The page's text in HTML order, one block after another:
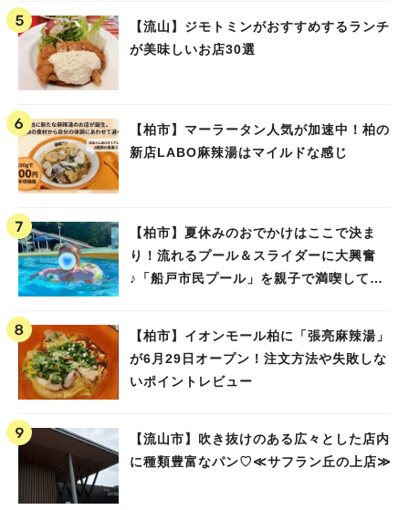
【流山】ジモトミンがおすすめするランチ
が美味しいお店30選
【柏市】マーラータン人気が加速中！柏の
新店LABO麻辣湯はマイルドな感じ
【柏市】夏休みのおでかけはここで決ま
り！流れるプール＆スライダーに大興奮
♪「船戸市民プール」を親子で満喫してき
【柏市】イオンモール柏に「張亮麻辣湯」
が6月29日オープン！注文方法や失敗しな
いポイントレビュー
【流山市】吹き抜けのある広々とした店内
に種類豊富なパン♡≪サフラン丘の上店≫